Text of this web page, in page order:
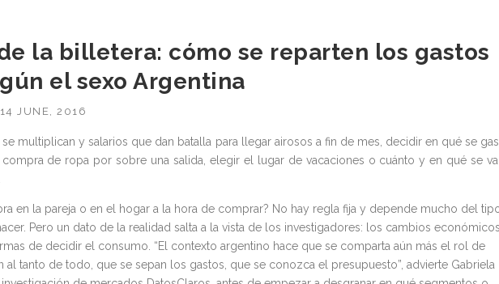
la billetera: cómo se reparten los gastos
el sexo Argentina
14 JUNE, 2016
multiplican y salarios que dan batalla para llegar airosos a fin de mes, decidir en qué se
de ropa por sobre una salida, elegir el lugar de vacaciones o cuánto y en qué se va
en la pareja o en el hogar a la hora de comprar? No hay regla fija y depende mucho del
Pero un dato de la realidad salta a la vista de los investigadores: los cambios económicos
de decidir el consumo. “El contexto argentino hace que se comparta aún más el rol de
al tanto de todo, que se sepan los gastos, que se conozca el presupuesto”, advierte Gabriela